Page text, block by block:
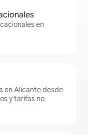
en
en Alicante desde
y tarifas no